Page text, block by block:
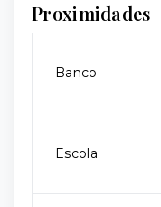
Proximidades
Banco
Escola